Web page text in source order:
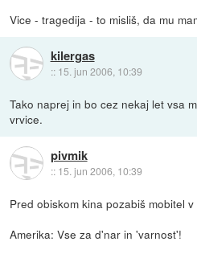
Vice - tragedija - to misliš, da mu
kilergas
:: 15. jun 2006, 10:39
Tako naprej in bo cez nekaj let vsa
vrvice.
pivmik
:: 15. jun 2006, 10:39
Pred obiskom kina pozabiš mobitel
Amerika: Vse za d'nar in 'varnost'!